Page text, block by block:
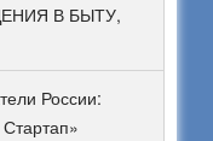
В БЫТУ,
России: